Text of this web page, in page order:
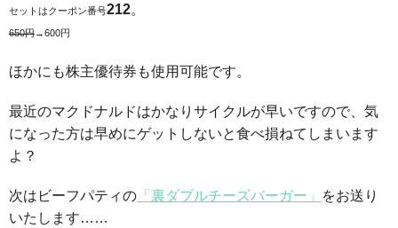
セットはクーポン番号212。
650円→600円
ほかにも株主優待券も使用可能です。
最近のマクドナルドはかなりサイクルが早いですので、気
になった方は早めにゲットしないと食べ損ねてしまいます
よ？
次はビーフパティの 「裏ダブルチーズバーガー」
をお送り
いたします……